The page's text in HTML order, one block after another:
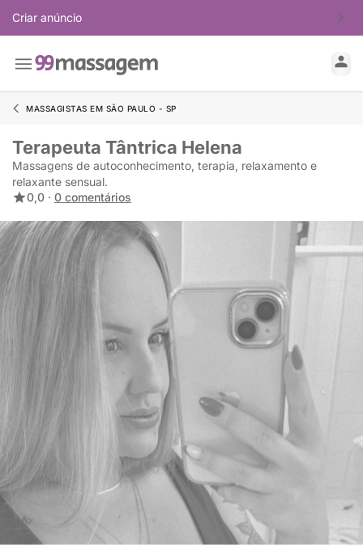
Criar anúncio
MASSAGISTAS EM SÃO PAULO - SP
Terapeuta Tântrica Helena
Massagens de autoconhecimento, terapia, relaxamento e
relaxante sensual.
0,0 · 0 comentários